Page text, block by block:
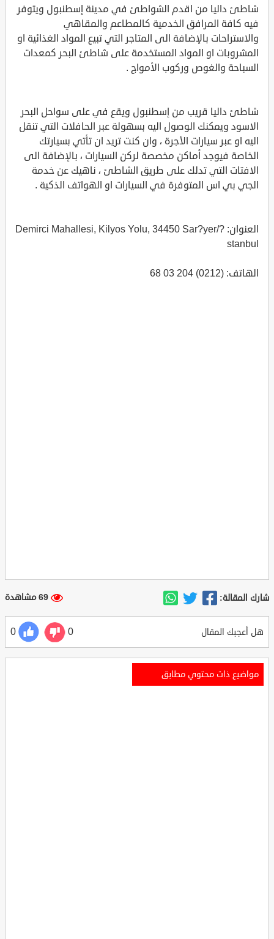
شاطئ داليا من اقدم الشواطئ في مدينة إسطنبول ويتوفر
فيه كافة المرافق الخدمية كالمطاعم والمقاهي
والاستراحات بالإضافة الى المتاجر التي تبيع المواد الغذائية او
المشروبات او المواد المستخدمة على شاطئ البحر كمعدات
السباحة والغوص وركوب الأمواج .
شاطئ داليا قريب من إسطنبول ويقع في على سواحل البحر
الاسود ويمكنك الوصول اليه بسهولة عبر الحافلات التي تنقل
اليه او عبر سيارات الأجرة ، وان كنت تريد ان تأتي بسيارتك
الخاصة فيوجد أماكن مخصصة لركن السيارات ، بالإضافة الى
الافتات التي تدلك على طريق الشاطئ ، ناهيك عن خدمة
الجي بي اس المتوفرة في السيارات او الهواتف الذكية .
العنوان: Demirci Mahallesi, Kilyos Yolu, 34450 Sar?yer/?
stanbul
الهاتف: (0212) 204 03 68
شارك المقالة: 69 مشاهدة
هل أعجبك المقال 0
0
مواضيع ذات محتوي مطابق